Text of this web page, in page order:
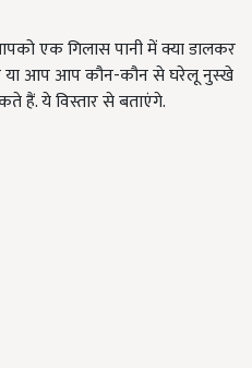
एक गिलास पानी में क्या डालकर
या आप आप कौन-कौन से घरेलू नुस्खे
हैं. ये विस्तार से बताएंगे.